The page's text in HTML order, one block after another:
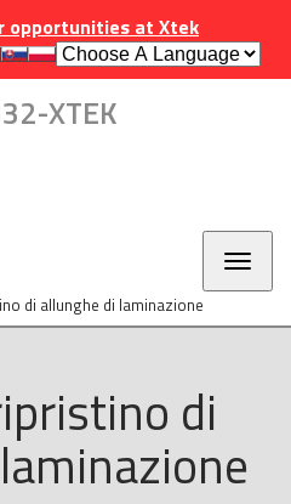
opportunities at Xtek
XTEK
CONTACT
di allunghe di laminazione
di